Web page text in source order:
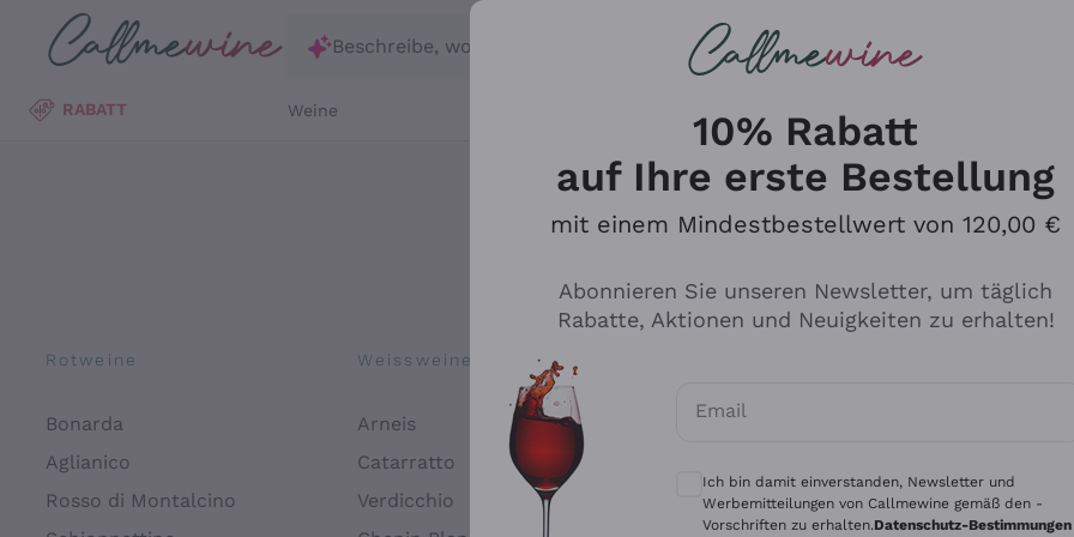
Zum Hauptinhalt springen
Beschreibe, wonach du suchst
RABATT Weine
Rotweine
Bonarda
Aglianico
Rosso di Montalcino
Weissweine
Arneis
Catarratto
Verdicchio
Tenuta San Leonardo
Alessandra Divella
Für
10% Rabatt
auf Ihre erste Bestellung
mit einem Mindestbestellwert von 120,00 €
Abonnieren Sie unseren Newsletter, um täglich
Rabatte, Aktionen und Neuigkeiten zu erhalten!
Email
Optionale Einwilligungen zum Erhalt von
Ich bin damit einverstanden, Newsletter und
Werbemitteilungen von Callmewine gemäß den -
Vorschriften zu erhalten.Datenschutz-Bestimmungen